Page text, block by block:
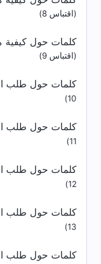
(اقتباس 8)
كلمات حول كيفية
(اقتباس 9)
كلمات حول طلب
10)
كلمات حول طلب
11)
كلمات حول طلب
12)
كلمات حول طلب
13)
كلمات حول طلب